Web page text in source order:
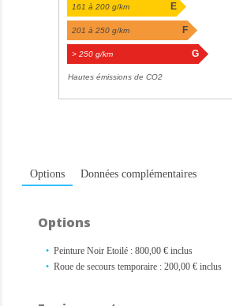
Options Données complémentaires
Options
Peinture Noir Etoilé : 800,00 € inclus
Roue de secours temporaire : 200,00 € inclus
161 à 200 g/km E
201 à 250 g/km F
> 250 g/km G
Hautes émissions de CO2